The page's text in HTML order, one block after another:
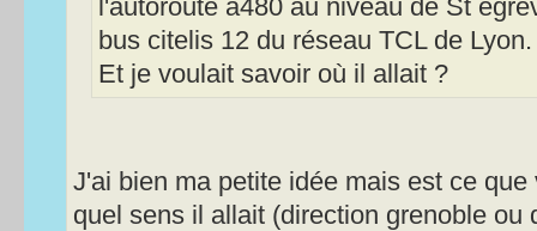
l'autoroute a480 au niveau de St
bus citelis 12 du réseau TCL de Lyon.
Et je voulait savoir où il allait ?
J'ai bien ma petite idée mais est ce
quel sens il allait (direction grenoble ou